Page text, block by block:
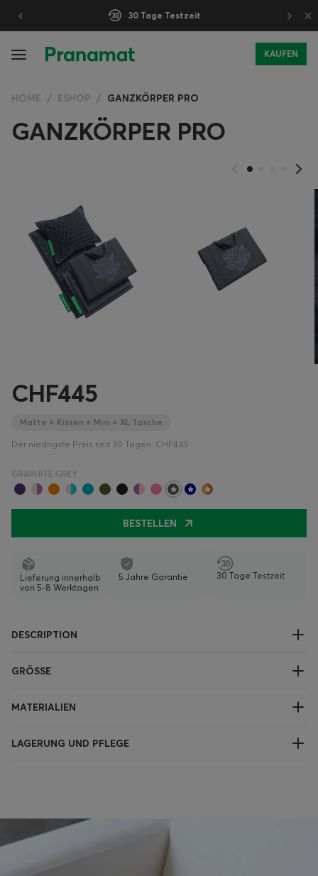
30 Tage Testzeit ×
KAUFEN
HOME ESHOP GANZKÖRPER PRO
GANZKÖRPER PRO
CHF445
Matte + Kissen + Mini + XL Tasche
Der niedrigste Preis seit 30 Tagen: CHF445
GRAPHITE GREY
BESTELLEN
Lieferung innerhalb
von 5-8 Werktagen
5 Jahre Garantie 30 Tage Testzeit
DESCRIPTION
GRÖSSE
MATERIALIEN
LAGERUNG UND PFLEGE